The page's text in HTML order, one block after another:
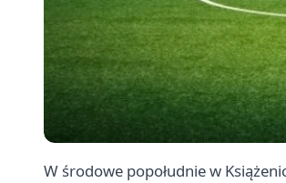
W środowe popołudnie w